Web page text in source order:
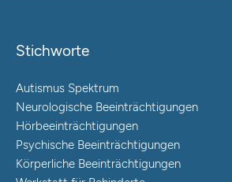
Stichworte
Autismus Spektrum
Neurologische Beeinträchtigungen
Hörbeeinträchtigungen
Psychische Beeinträchtigungen
Körperliche Beeinträchtigungen